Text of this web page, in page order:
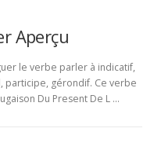
Aperçu
le verbe parler à indicatif,
participe, gérondif. Ce verbe
Du Present De L …